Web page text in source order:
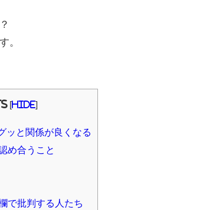
。
hide
ッと関係が良くなる
め合うこと
で批判する人たち